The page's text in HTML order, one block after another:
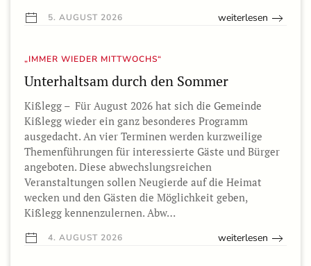
5. AUGUST 2026 weiterlesen
„IMMER WIEDER MITTWOCHS“
Unterhaltsam durch den Sommer
Kißlegg – Für August 2026 hat sich die Gemeinde
Kißlegg wieder ein ganz besonderes Programm
ausgedacht. An vier Terminen werden kurzweilige
Themenführungen für interessierte Gäste und Bürger
angeboten. Diese abwechslungsreichen
Veranstaltungen sollen Neugierde auf die Heimat
wecken und den Gästen die Möglichkeit geben,
Kißlegg kennenzulernen. Abw…
4. AUGUST 2026 weiterlesen